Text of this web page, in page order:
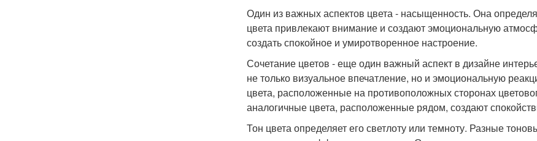
Один из важных аспектов цвета - насыщенность. Она
цвета привлекают внимание и создают эмоциональную
создать спокойное и умиротворенное настроение.
Сочетание цветов - еще один важный аспект в дизайне
не только визуальное впечатление, но и эмоциональную
цвета, расположенные на противоположных сторонах
аналогичные цвета, расположенные рядом, создают
Тон цвета определяет его светлоту или темноту. Разные